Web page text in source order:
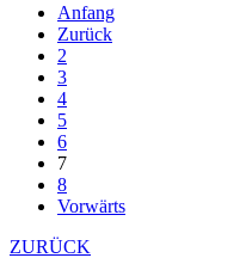
Anfang
Zurück
2
3
4
5
6
7
8
Vorwärts
ZURÜCK